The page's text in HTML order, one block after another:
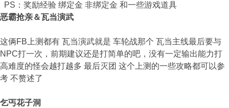
PS：奖励经验 绑定金 非绑定金 和一些游戏道具
恶霸抢亲＆瓦当演武
这俩FB上测都有 瓦当演武就是 车轮战那个 瓦当主线最后要与
NPC打一次，前期建议还是打简单的吧，没有一定输出能力打
高难度的怪会越打越多 最后灭团 这个上测的一些攻略都可以参
考 不赘述了
乞丐花子洞